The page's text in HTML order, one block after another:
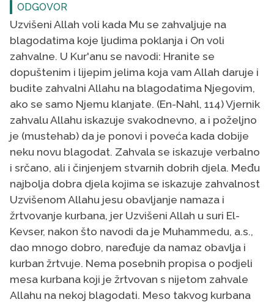
ODGOVOR
Uzvišeni Allah voli kada Mu se zahvaljuje na
blagodatima koje ljudima poklanja i On voli
zahvalne. U Kur'anu se navodi: Hranite se
dopuštenim i lijepim jelima koja vam Allah daruje i
budite zahvalni Allahu na blagodatima Njegovim,
ako se samo Njemu klanjate. (En-Nahl, 114) Vjernik
zahvalu Allahu iskazuje svakodnevno, a i poželjno
je (mustehab) da je ponovi i poveća kada dobije
neku novu blagodat. Zahvala se iskazuje verbalno
i srčano, ali i činjenjem stvarnih dobrih djela. Među
najbolja dobra djela kojima se iskazuje zahvalnost
Uzvišenom Allahu jesu obavljanje namaza i
žrtvovanje kurbana, jer Uzvišeni Allah u suri El-
Kevser, nakon što navodi da je Muhammedu, a.s.,
dao mnogo dobro, naređuje da namaz obavlja i
kurban žrtvuje. Nema posebnih propisa o podjeli
mesa kurbana koji je žrtvovan s nijetom zahvale
Allahu na nekoj blagodati. Meso takvog kurbana